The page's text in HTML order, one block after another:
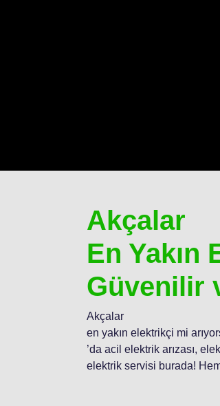
Akçalar
En Yakın
Güvenilir
Akçalar
en yakın elektrikçi mi
’da acil elektrik arızası,
elektrik servisi burada!